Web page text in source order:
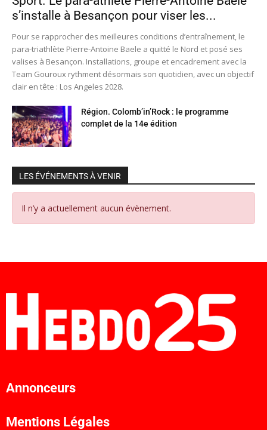
s’installe à Besançon pour viser les...
Pour se rapprocher des meilleures conditions d’entraînement, le
para-triathlète Pierre-Antoine Baele a quitté le Nord et posé ses
valises à Besançon. Installations, groupe et encadrement avec la
Team Gouroux rythment désormais son quotidien, avec un objectif
clair en tête : Los Angeles 2028.
Région. Colomb’in’Rock : le programme
complet de la 14e édition
LES ÉVÉNEMENTS À VENIR
Il n’y a actuellement aucun évènement.
Annonceurs
Mentions Légales